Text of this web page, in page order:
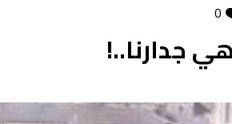
0
جدارنا..!